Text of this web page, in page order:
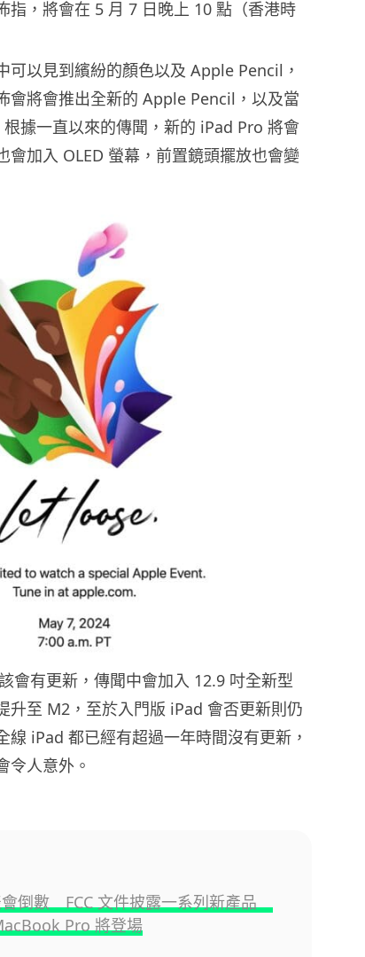
指，將會在 5 月 7 日晚上 10 點（香港時
可以見到繽紛的顏色以及 Apple Pencil，
會將會推出全新的 Apple Pencil，以及當
據一直以來的傳聞，新的 iPad Pro 將會
會加入 OLED 螢幕，前置鏡頭擺放也會變
會有更新，傳聞中會加入 12.9 吋全新型
升至 M2，至於入門版 iPad 會否更新則仍
線 iPad 都已經有超過一年時間沒有更新，
令人意外。
會倒數 FCC 文件披露一系列新產品
Pro 將登場